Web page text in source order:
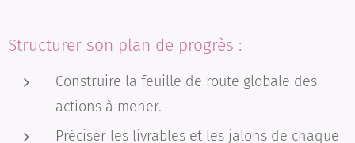
Structurer son plan de progrès :
Construire la feuille de route globale des
actions à mener.
Préciser les livrables et les jalons de chaque